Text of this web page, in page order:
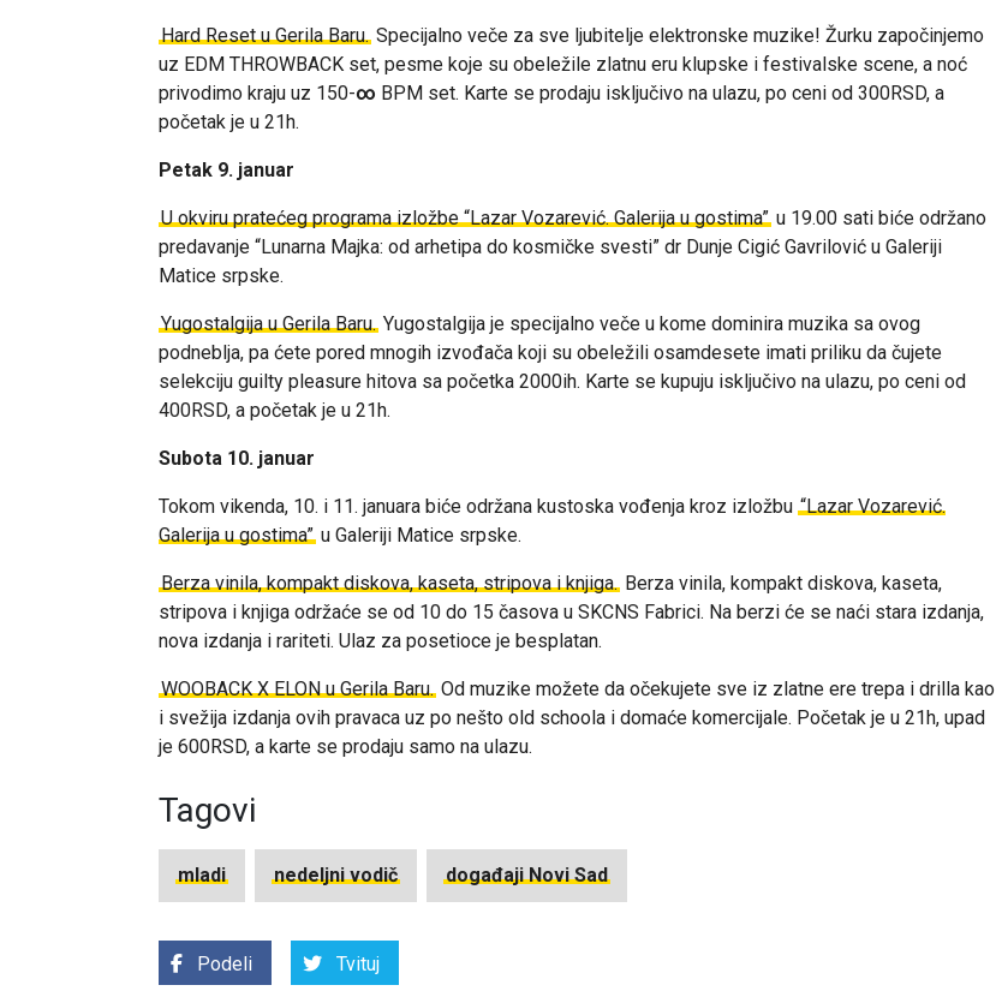
Hard Reset u Gerila Baru. Specijalno veče za sve ljubitelje elektronske muzike! Žurku započinjemo
uz EDM THROWBACK set, pesme koje su obeležile zlatnu eru klupske i festivalske scene, a noć
privodimo kraju uz 150-∞ BPM set. Karte se prodaju isključivo na ulazu, po ceni od 300RSD, a
početak je u 21h.
Petak 9. januar
U okviru pratećeg programa izložbe “Lazar Vozarević. Galerija u gostima” u 19.00 sati biće održano
predavanje “Lunarna Majka: od arhetipa do kosmičke svesti” dr Dunje Cigić Gavrilović u Galeriji
Matice srpske.
Yugostalgija u Gerila Baru. Yugostalgija je specijalno veče u kome dominira muzika sa ovog
podneblja, pa ćete pored mnogih izvođača koji su obeležili osamdesete imati priliku da čujete
selekciju guilty pleasure hitova sa početka 2000ih. Karte se kupuju isključivo na ulazu, po ceni od
400RSD, a početak je u 21h.
Subota 10. januar
Tokom vikenda, 10. i 11. januara biće održana kustoska vođenja kroz izložbu “Lazar Vozarević.
Galerija u gostima” u Galeriji Matice srpske.
Berza vinila, kompakt diskova, kaseta, stripova i knjiga. Berza vinila, kompakt diskova, kaseta,
stripova i knjiga održaće se od 10 do 15 časova u SKCNS Fabrici. Na berzi će se naći stara izdanja,
nova izdanja i rariteti. Ulaz za posetioce je besplatan.
WOOBACK X ELON u Gerila Baru. Od muzike možete da očekujete sve iz zlatne ere trepa i drilla kao
i svežija izdanja ovih pravaca uz po nešto old schoola i domaće komercijale. Početak je u 21h, upad
je 600RSD, a karte se prodaju samo na ulazu.
Tagovi
mladi nedeljni vodič događaji Novi Sad
Podeli Tvituj